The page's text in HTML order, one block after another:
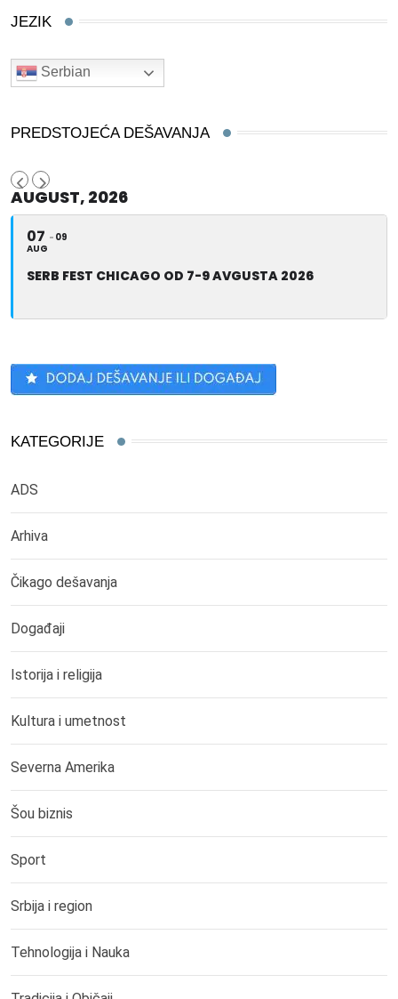
JEZIK
Serbian
PREDSTOJEĆA DEŠAVANJA
AUGUST, 2026
07
AUG
09
SERB FEST CHICAGO OD 7-9 AVGUSTA 2026
KATEGORIJE
ADS
Arhiva
Čikago dešavanja
Događaji
Istorija i religija
Kultura i umetnost
Severna Amerika
Šou biznis
Sport
Srbija i region
Tehnologija i Nauka